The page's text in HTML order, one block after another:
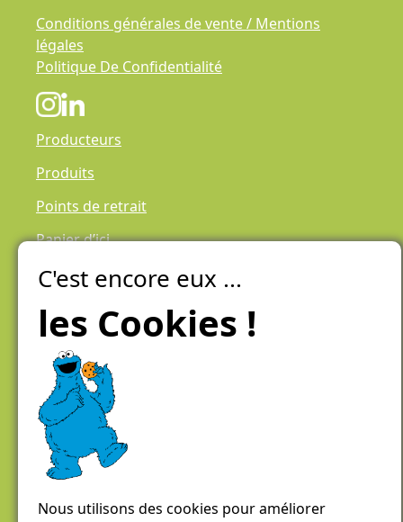
Conditions générales de vente / Mentions
légales
Politique De Confidentialité
Producteurs
Produits
Points de retrait
Panier d’ici
Laiteries Réunies Genève
Créer mon compte
Chemin des Aulx 6,
1228 Plan-les-Ouates
Case postale 1055
1211 Genève 26
022 884 81 81
C'est encore eux ...
les Cookies !
Nous utilisons des cookies pour améliorer